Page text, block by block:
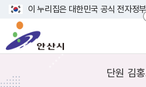
기
이 누리집은 대한민국 공식 전자정
시
색
기
바
사
단원 김